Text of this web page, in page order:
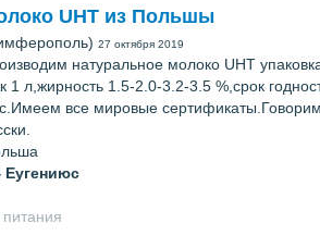
UHT из Польшы
27 октября 2019
натуральное молоко UHT
1 л,жирность 1.5-2.0-3.2-3.5 %,срок
все мировые
Еугениюс